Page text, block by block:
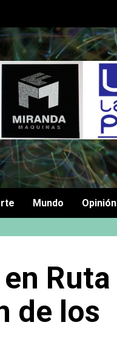
Mundo Opinión
Ruta
de los